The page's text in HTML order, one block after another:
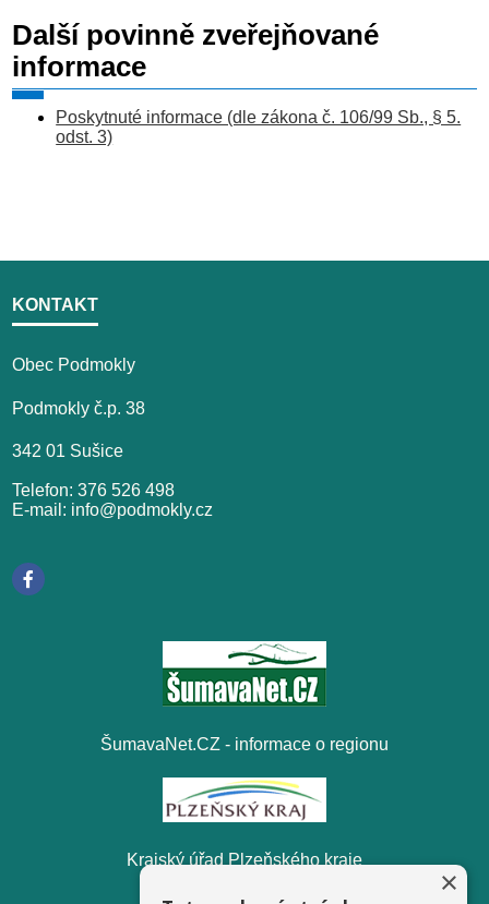
Další povinně zveřejňované
informace
Poskytnuté informace (dle zákona č. 106/99 Sb., § 5.
odst. 3)
KONTAKT
Obec Podmokly
Podmokly č.p. 38
342 01 Sušice
Telefon: 376 526 498
E-mail: info@podmokly.cz
ŠumavaNet.CZ - informace o regionu
Krajský úřad Plzeňského kraje
×